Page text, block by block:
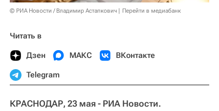
© РИА Новости / Владимир Астапкович Перейти в медиабанк
Читать в
Дзен МАКС ВКонтакте
Telegram
КРАСНОДАР, 23 мая - РИА Новости.